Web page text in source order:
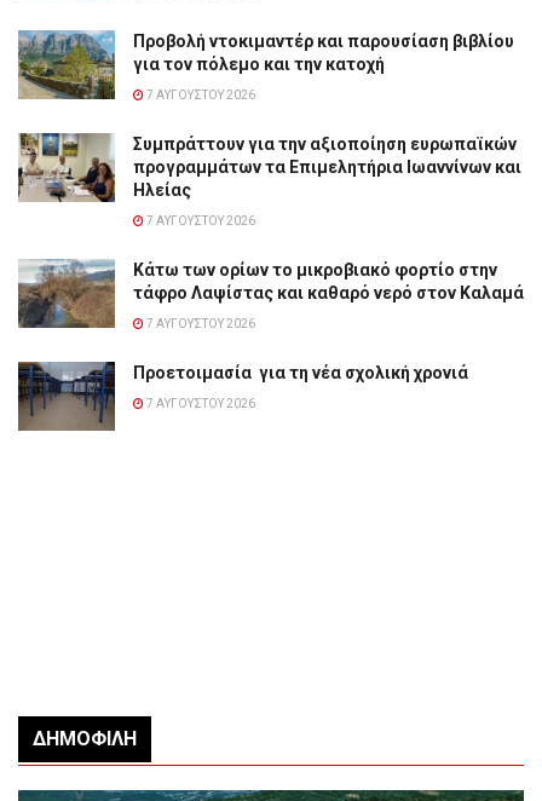
Προβολή ντοκιμαντέρ και παρουσίαση βιβλίου
για τον πόλεμο και την κατοχή
7 ΑΥΓΟΎΣΤΟΥ 2026
Συμπράττουν για την αξιοποίηση ευρωπαϊκών
προγραμμάτων τα Επιμελητήρια Ιωαννίνων και
Ηλείας
7 ΑΥΓΟΎΣΤΟΥ 2026
Κάτω των ορίων το μικροβιακό φορτίο στην
τάφρο Λαψίστας και καθαρό νερό στον Καλαμά
7 ΑΥΓΟΎΣΤΟΥ 2026
Προετοιμασία για τη νέα σχολική χρονιά
7 ΑΥΓΟΎΣΤΟΥ 2026
ΔΗΜΟΦΙΛΉ